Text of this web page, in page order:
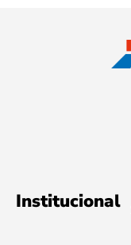
Institucional